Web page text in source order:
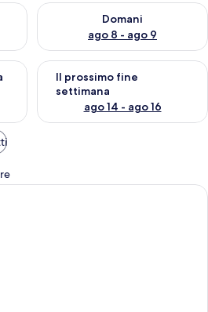
sera, ago 7 - ago 8
Domani
ago 8 - ago 9
Verifica la disponibilità per
questo fine settimana, ago 7 - ago
Il prossimo fine
settimana
ago 14 - ago 16
Verifica la disponibilità per il
Una camera d'albergo con un letto